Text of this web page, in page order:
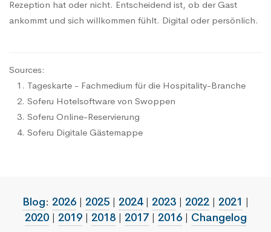
Rezeption hat oder nicht. Entscheidend ist, ob der Gast
ankommt und sich willkommen fühlt. Digital oder persönlich.
Sources:
Tageskarte - Fachmedium für die Hospitality-Branche
Soferu Hotelsoftware von Swoppen
Soferu Online-Reservierung
Soferu Digitale Gästemappe
Blog: 2026 | 2025 | 2024| 2023 | 2022 | 2021 |
2020| 2019| 2018| 2017| 2016| Changelog